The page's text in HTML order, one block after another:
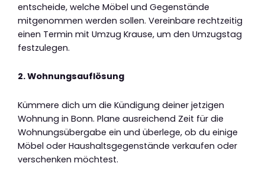
entscheide, welche Möbel und Gegenstände
mitgenommen werden sollen. Vereinbare rechtzeitig
einen Termin mit Umzug Krause, um den Umzugstag
festzulegen.
2. Wohnungsauflösung
Kümmere dich um die Kündigung deiner jetzigen
Wohnung in Bonn. Plane ausreichend Zeit für die
Wohnungsübergabe ein und überlege, ob du einige
Möbel oder Haushaltsgegenstände verkaufen oder
verschenken möchtest.